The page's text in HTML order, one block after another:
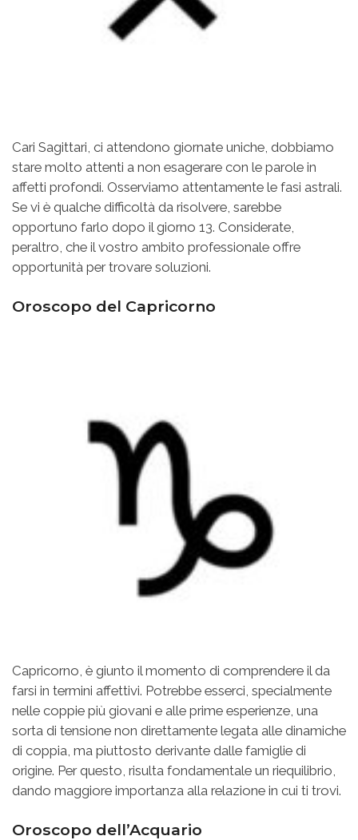
Cari Sagittari, ci attendono giornate uniche, dobbiamo
stare molto attenti a non esagerare con le parole in
affetti profondi. Osserviamo attentamente le fasi astrali.
Se vi è qualche difficoltà da risolvere, sarebbe
opportuno farlo dopo il giorno 13. Considerate,
peraltro, che il vostro ambito professionale offre
opportunità per trovare soluzioni.
Oroscopo del Capricorno
Capricorno, è giunto il momento di comprendere il da
farsi in termini affettivi. Potrebbe esserci, specialmente
nelle coppie più giovani e alle prime esperienze, una
sorta di tensione non direttamente legata alle dinamiche
di coppia, ma piuttosto derivante dalle famiglie di
origine. Per questo, risulta fondamentale un riequilibrio,
dando maggiore importanza alla relazione in cui ti trovi.
Oroscopo dell’Acquario